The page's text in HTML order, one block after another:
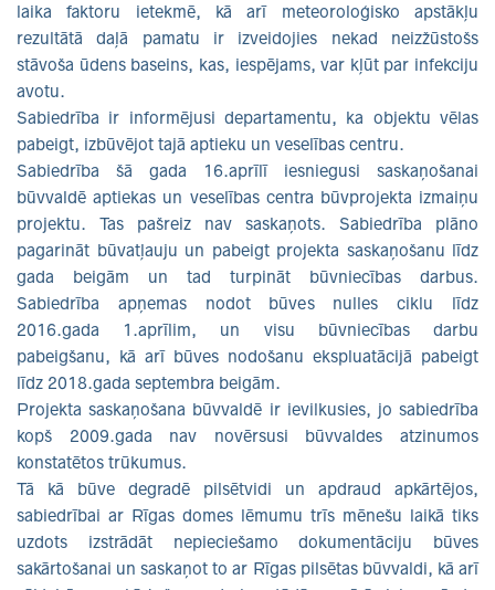
laika faktoru ietekmē, kā arī meteoroloģisko apstākļu
rezultātā daļā pamatu ir izveidojies nekad neizžūstošs
stāvoša ūdens baseins, kas, iespējams, var kļūt par infekciju
avotu.
Sabiedrība ir informējusi departamentu, ka objektu vēlas
pabeigt, izbūvējot tajā aptieku un veselības centru.
Sabiedrība šā gada 16.aprīlī iesniegusi saskaņošanai
būvvaldē aptiekas un veselības centra būvprojekta izmaiņu
projektu. Tas pašreiz nav saskaņots. Sabiedrība plāno
pagarināt būvatļauju un pabeigt projekta saskaņošanu līdz
gada beigām un tad turpināt būvniecības darbus.
Sabiedrība apņemas nodot būves nulles ciklu līdz
2016.gada 1.aprīlim, un visu būvniecības darbu
pabeigšanu, kā arī būves nodošanu ekspluatācijā pabeigt
līdz 2018.gada septembra beigām.
Projekta saskaņošana būvvaldē ir ievilkusies, jo sabiedrība
kopš 2009.gada nav novērsusi būvvaldes atzinumos
konstatētos trūkumus.
Tā kā būve degradē pilsētvidi un apdraud apkārtējos,
sabiedrībai ar Rīgas domes lēmumu trīs mēnešu laikā tiks
uzdots izstrādāt nepieciešamo dokumentāciju būves
sakārtošanai un saskaņot to ar Rīgas pilsētas būvvaldi, kā arī